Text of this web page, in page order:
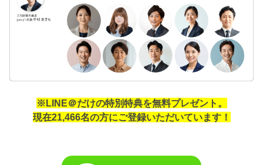
※LINE＠だけの特別特典を無料プレゼント。
現在21,466名の方にご登録いただいています！